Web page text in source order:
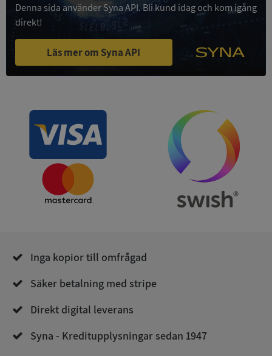
Denna sida använder Syna API. Bli kund idag och kom igång
direkt!
Läs mer om Syna API
Inga kopior till omfrågad
Säker betalning med stripe
Direkt digital leverans
Syna - Kreditupplysningar sedan 1947
VISITOR_PRIVACY_METADATA
.youtube.com
ASP.NET_SessionId
Microsoft
Corporation
de.syna.se
ARRAffinity
Google
Privacy Policy